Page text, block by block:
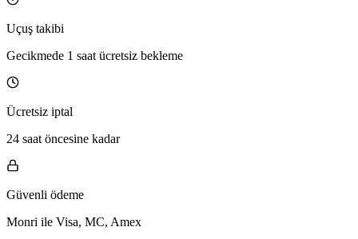
Uçuş takibi
Gecikmede 1 saat ücretsiz bekleme
Ücretsiz iptal
24 saat öncesine kadar
Güvenli ödeme
Monri ile Visa, MC, Amex